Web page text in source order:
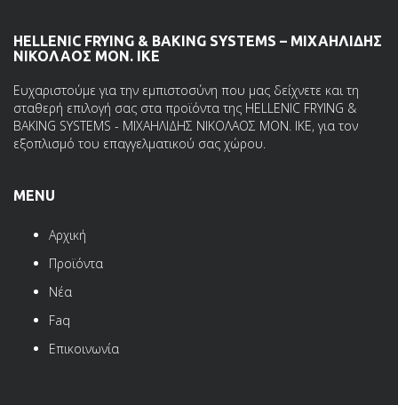
HELLENIC FRYING & BAKING SYSTEMS – ΜΙΧΑΗΛΙΔΗΣ
ΝΙΚΟΛΑΟΣ ΜΟΝ. ΙΚΕ
Ευχαριστούμε για την εμπιστοσύνη που μας δείχνετε και τη
σταθερή επιλογή σας στα προϊόντα της HELLENIC FRYING &
BAKING SYSTEMS - ΜΙΧΑΗΛΙΔΗΣ ΝΙΚΟΛΑΟΣ ΜΟΝ. ΙΚΕ, για τον
εξοπλισμό του επαγγελματικού σας χώρου.
MENU
Αρχική
Προϊόντα
Νέα
Faq
Επικοινωνία